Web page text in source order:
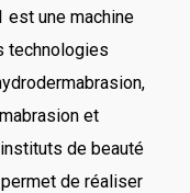
est une machine
technologies
et
de beauté
de réaliser